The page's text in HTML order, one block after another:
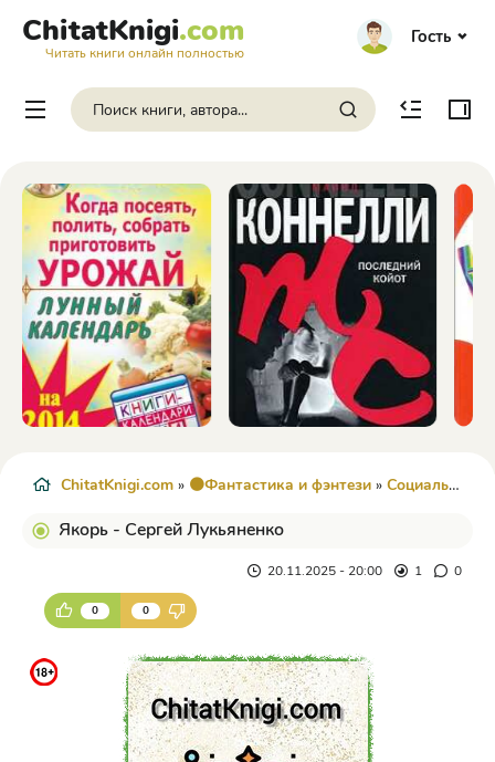
ChitatKnigi.com
Читать книги онлайн полностью
Гость
ChitatKnigi.com » 🟠Фантастика и фэнтези » Социально-психологическая
Якорь - Сергей Лукьяненко
20.11.2025 - 20:00 1 0
0 0